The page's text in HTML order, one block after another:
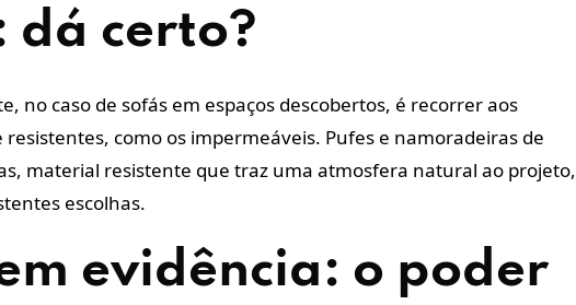
dá certo?
no caso de sofás em espaços descobertos, é recorrer aos
como os impermeáveis. Pufes e namoradeiras de
material resistente que traz uma atmosfera natural ao projeto,
escolhas.
evidência: o poder